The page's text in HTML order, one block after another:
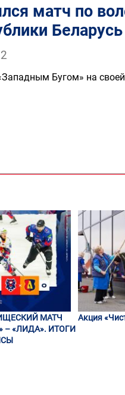
матч по
Беларусь
Бугом» на
МАТЧ
– «ЛИДА». ИТОГИ
Акция